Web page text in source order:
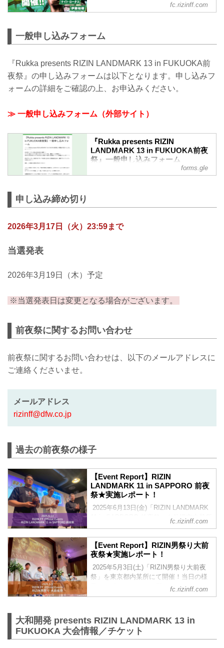
「ケイトロータス」追加！ 4月11日
（土）福岡市内某所にて「Rukka
FUKUOKA前夜祭」を開催することが決
定いたしました✨参加ゲストは「伊藤裕
樹」を始め、豪華ゲストファイターが参
加予定！！！ ファンクラブ会員様は特別
応募お待ちしております！ ※当イベント
は抽選にて参加者を決定いたします。
fc.rizinff.com
一般申し込みフォーム
『Rukka presents RIZIN LANDMARK 13 in FUKUOKA前
夜祭』の申し込みフォームは以下となります。申し込みフ
ォームの詳細をご確認の上、お申込みください。
≫ 一般申し込みフォーム（外部サイト）
『Rukka presents RIZIN
LANDMARK 13 in FUKUOKA前夜
祭』一般申し込みフォーム
＼＼＼『Rukka presents RIZIN
バンタム級＆フェザー級の二大タイトル
ちを収めた伊藤裕樹を始め、豪華ゲスト
ファイターが参加します！！
是非、この機会に是...
forms.gle
申し込み締め切り
2026年3月17日（火）23:59まで
当選発表
2026年3月19日（木）予定
※当選発表日は変更となる場合がございます。
前夜祭に関するお問い合わせ
前夜祭に関するお問い合わせは、以下のメールアドレスに
ご連絡くださいませ。
メールアドレス
rizinff@dfw.co.jp
過去の前夜祭の様子
【Event Report】RIZIN
LANDMARK 11 in SAPPORO 前夜
祭★実施レポート！
2025年6月13日(金)「RIZIN LANDMARK
11 in SAPPORO 前夜祭」を札幌市内某所
にて開催！当日の様子をレポートにして
お届けいたします！強者・超強者会員様
限定で「前夜祭ムービー」も公開！前夜
祭ムービーは25分越えの大ボリュームな
内容でお届けします！ ▽RIZIN
LANDMARK 11 in SAPPORO 前夜祭の概
催『RIZIN LANDMARK 11 in SAPPORO
fc.rizinff.com
【Event Report】RIZIN男祭り大前
夜祭★実施レポート！
2025年5月3日(土)「RIZIN男祭り大前夜
祭」を東京都内某所にて開催！当日の様
子をレポートにしてお届けいたします！
強者・超強者会員様限定で「前夜祭ムー
開催『RIZIN 男祭り』ファンクラブ参加
者大募集！【FC特別価格】 ▼RIZIN男祭
fc.rizinff.com
大和開発 presents RIZIN LANDMARK 13 in
FUKUOKA 大会情報／チケット